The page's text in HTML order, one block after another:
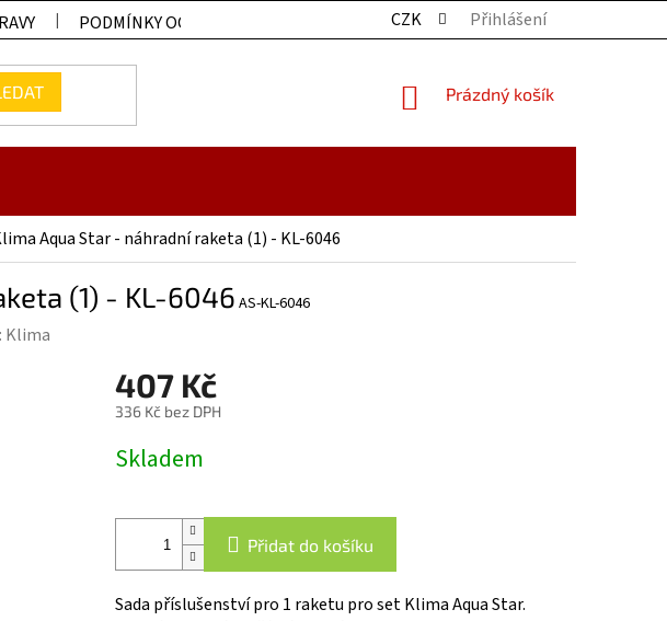
PODMÍNKY OCHRANY OSOBNÍCH ÚDAJŮ KONTAKTY
CZK Přihlášení
NÁKUPNÍ
Prázdný košík
Aqua Star - náhradní raketa (1) - KL-6046
(1) - KL-6046AS-KL-6046
Klima
407 Kč
336 Kč bez DPH
cena:
Skladem
Přidat do košíku
Sada příslušenství pro 1 raketu pro set Klima Aqua Star.